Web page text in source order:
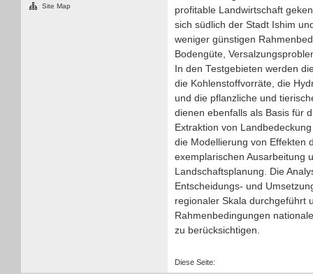
Site Map
profitable Landwirtschaft
sich südlich der Stadt Ishim
weniger günstigen
Bodengüte,
In den Testgebieten werden
die Kohlenstoffvorräte, die
und die pflanzliche und
dienen ebenfalls als Basis für
Extraktion von
die Modellierung von Effekten
exemplarischen Ausarbeitung
Landschaftsplanung. Die
Entscheidungs- und
regionaler Skala durchgeführt
Rahmenbedingungen
zu berücksichtigen.
Diese Seite: